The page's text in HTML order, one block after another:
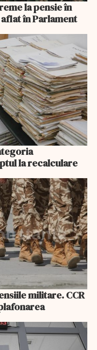
la pensie în
în Parlament
la recalculare
militare. CCR